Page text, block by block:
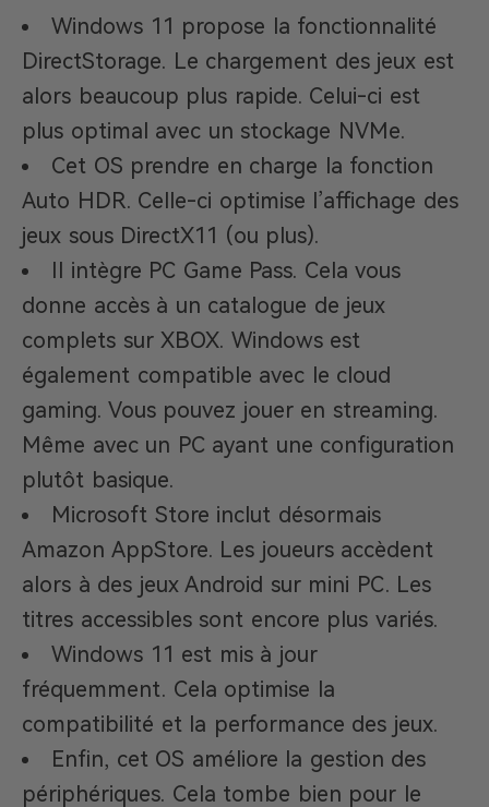
Windows 11 propose la fonctionnalité
DirectStorage. Le chargement des jeux est
alors beaucoup plus rapide. Celui-ci est
plus optimal avec un stockage NVMe.
Cet OS prendre en charge la fonction
Auto HDR. Celle-ci optimise l’affichage des
jeux sous DirectX11 (ou plus).
Il intègre PC Game Pass. Cela vous
donne accès à un catalogue de jeux
complets sur XBOX. Windows est
également compatible avec le cloud
gaming. Vous pouvez jouer en streaming.
Même avec un PC ayant une configuration
plutôt basique.
Microsoft Store inclut désormais
Amazon AppStore. Les joueurs accèdent
alors à des jeux Android sur mini PC. Les
titres accessibles sont encore plus variés.
Windows 11 est mis à jour
fréquemment. Cela optimise la
compatibilité et la performance des jeux.
Enfin, cet OS améliore la gestion des
périphériques. Cela tombe bien pour le